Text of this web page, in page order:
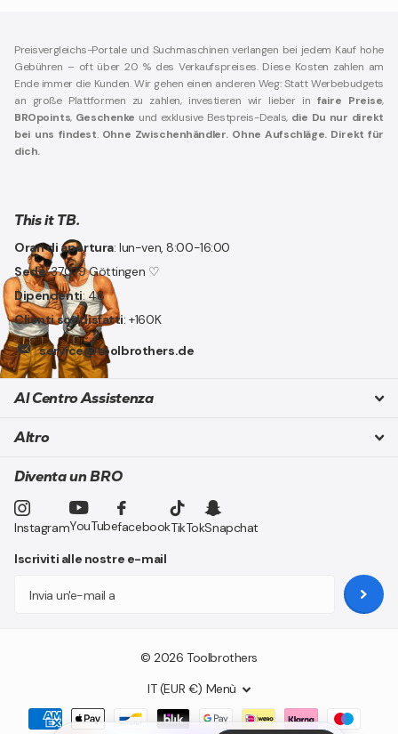
Preisvergleichs-Portale und Suchmaschinen verlangen bei jedem Kauf hohe
Gebühren – oft über 20 % des Verkaufspreises. Diese Kosten zahlen am
Ende immer die Kunden. Wir gehen einen anderen Weg: Statt Werbebudgets
an große Plattformen zu zahlen, investieren wir lieber in faire Preise,
BROpoints, Geschenke und exklusive Bestpreis-Deals, die Du nur direkt
bei uns findest. Ohne Zwischenhändler. Ohne Aufschläge. Direkt für
dich.
This it TB.
Orari di apertura: lun-ven, 8:00-16:00
Sede: 37079 Göttingen ♡
Dipendenti: 48
Clienti soddisfatti: +160K
service@toolbrothers.de
Al Centro Assistenza
Altro
Diventa un BRO
InstagramYouTubefacebookTikTokSnapchat
Iscriviti alle nostre e-mail
©2026 Toolbrothers
IT (EUR €) Menù